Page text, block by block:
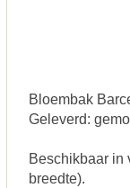
Bloembak
Geleverd:
Beschikbaar in
breedte).